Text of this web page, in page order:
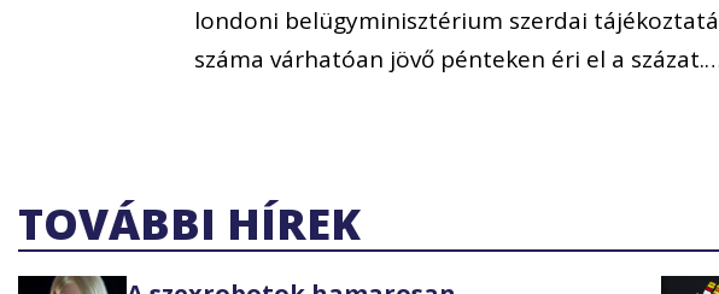
londoni belügyminisztérium szerdai
száma várhatóan jövő pénteken éri el a
TOVÁBBI HÍREK